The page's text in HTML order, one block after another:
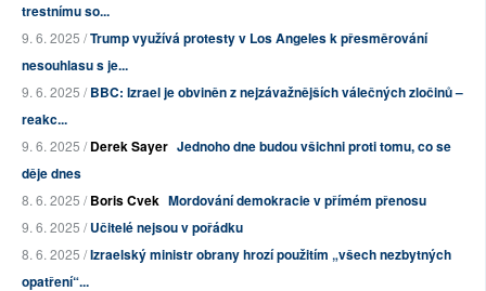
trestnímu so...
9. 6. 2025 /Trump využívá protesty v Los Angeles k přesměrování
nesouhlasu s je...
9. 6. 2025 /BBC: Izrael je obviněn z nejzávažnějších válečných zločinů –
reakc...
9. 6. 2025 /Derek Sayer Jednoho dne budou všichni proti tomu, co se
děje dnes
8. 6. 2025 /Boris Cvek Mordování demokracie v přímém přenosu
9. 6. 2025 /Učitelé nejsou v pořádku
8. 6. 2025 /Izraelský ministr obrany hrozí použitím „všech nezbytných
opatření“...